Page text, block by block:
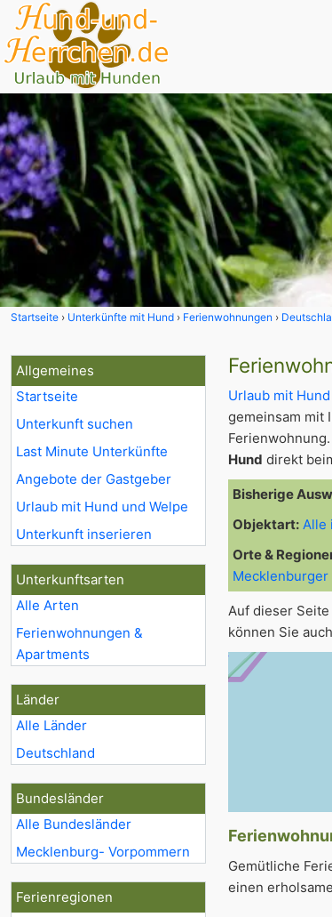
Startseite Unterkünfte mit Hund Ferienwohnungen
Allgemeines
Startseite
Unterkunft suchen
Last Minute Unterkünfte
Angebote der Gastgeber
Urlaub mit Hund und Welpe
Unterkunft inserieren
Unterkunftsarten
Alle Arten
Ferienwohnungen &
Apartments
Länder
Alle Länder
Deutschland
Bundesländer
Alle Bundesländer
Mecklenburg- Vorpommern
Ferienregionen
Urlaub mit Hund
gemeinsam mit
Hund direkt
Bisherige
Objektart: Alle
Orte &
Mecklenburger
Auf dieser
können Sie
Gemütliche
einen